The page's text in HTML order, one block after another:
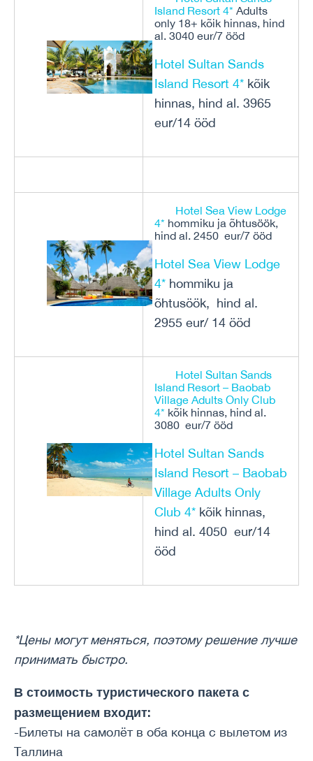
Island Resort 4* Adults
only 18+ kõik hinnas, hind
al. 3040 eur/7 ööd
Hotel Sultan Sands
Island Resort 4* kõik
hinnas, hind al. 3965
eur/14 ööd
Hotel Sea View Lodge
4* hommiku ja õhtusöök,
hind al. 2450 eur/7 ööd
Hotel Sea View Lodge
4* hommiku ja
õhtusöök, hind al.
2955 eur/ 14 ööd
Hotel Sultan Sands
Island Resort – Baobab
Village Adults Only Club
4* kõik hinnas, hind al.
3080 eur/7 ööd
Hotel Sultan Sands
Island Resort – Baobab
Village Adults Only
Club 4* kõik hinnas,
hind al. 4050 eur/14
ööd
*Цены могут меняться, поэтому решение лучше
принимать быстро.
В стоимость туристического пакета с
размещением входит:
-Билеты на самолёт в оба конца с вылетом из
Таллина